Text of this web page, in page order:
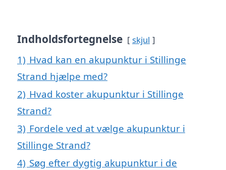
Indholdsfortegnelse skjul
1) Hvad kan en akupunktur i Stillinge
Strand hjælpe med?
2) Hvad koster akupunktur i Stillinge
Strand?
3) Fordele ved at vælge akupunktur i
Stillinge Strand?
4) Søg efter dygtig akupunktur i de